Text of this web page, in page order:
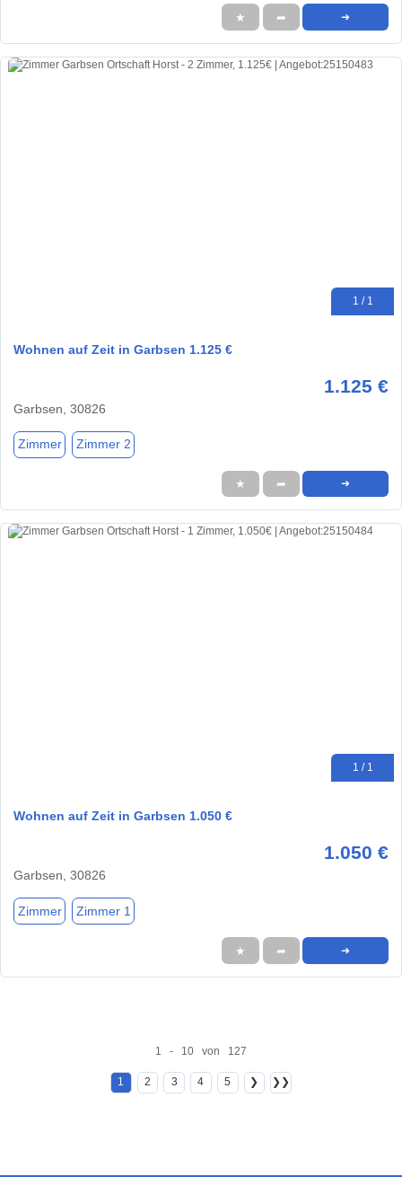
★ ➦ ➜
1 / 1
Wohnen auf Zeit in Garbsen 1.125 €
1.125 €
Garbsen, 30826
Zimmer Zimmer 2
★ ➦ ➜
1 / 1
Wohnen auf Zeit in Garbsen 1.050 €
1.050 €
Garbsen, 30826
Zimmer Zimmer 1
★ ➦ ➜
1 - 10 von 127
1 2 3 4 5 ❯ ❯❯